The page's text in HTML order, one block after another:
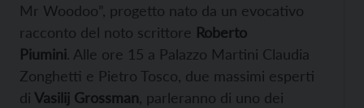
Mr Woodoo”, progetto nato da un evocativo
racconto del noto scrittore Roberto
Piumini. Alle ore 15 a Palazzo Martini Claudia
Zonghetti e Pietro Tosco, due massimi esperti
di Vasilij Grossman , parleranno di uno dei